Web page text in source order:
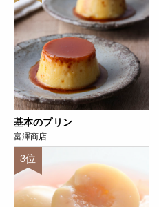
基本のプリン
富澤商店
3位